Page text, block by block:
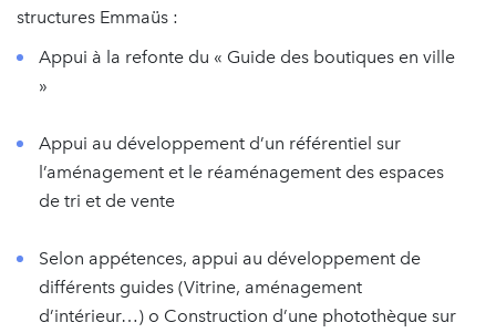
structures Emmaüs :
Appui à la refonte du « Guide des boutiques en ville
»
Appui au développement d’un référentiel sur
l’aménagement et le réaménagement des espaces
de tri et de vente
Selon appétences, appui au développement de
différents guides (Vitrine, aménagement
d’intérieur…) o Construction d’une photothèque sur